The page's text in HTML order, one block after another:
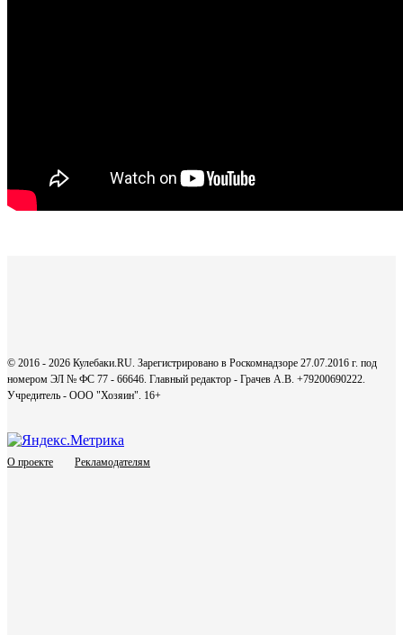
© 2016 - 2026 Кулебаки.RU. Зарегистрировано в Роскомнадзоре 27.07.2016 г. под
номером ЭЛ № ФС 77 - 66646. Главный редактор - Грачев А.В. +79200690222.
Учредитель - ООО "Хозяин". 16+
О проекте Рекламодателям